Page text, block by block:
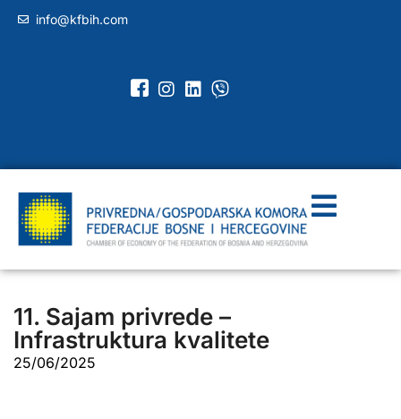
info@kfbih.com
11. Sajam privrede –
Infrastruktura kvalitete
25/06/2025